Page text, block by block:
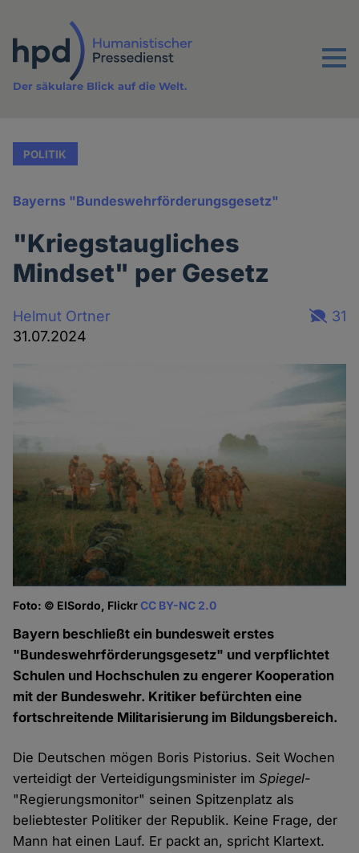
Inhalt
Menu
Der säkulare Blick auf die Welt.
POLITIK
Bayerns "Bundeswehrförderungsgesetz"
"Kriegstaugliches
Mindset" per Gesetz
Helmut Ortner
31.07.2024
31
Foto: © ElSordo, FlickrCC BY-NC 2.0
Bayern beschließt ein bundesweit erstes
"Bundeswehrförderungsgesetz" und verpflichtet
Schulen und Hochschulen zu engerer Kooperation
mit der Bundeswehr. Kritiker befürchten eine
fortschreitende Militarisierung im Bildungsbereich.
Die Deutschen mögen Boris Pistorius. Seit Wochen
verteidigt der Verteidigungsminister imSpiegel-
"Regierungsmonitor" seinen Spitzenplatz als
beliebtester Politiker der Republik. Keine Frage, der
Mann hat einen Lauf. Er packt an, spricht Klartext.